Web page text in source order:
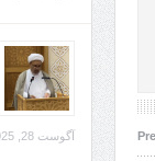
آگوست 28, 2025